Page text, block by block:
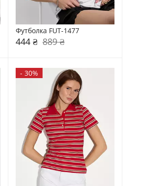
Футболка FUT-1477
444 ₴ 889 ₴
- 30%